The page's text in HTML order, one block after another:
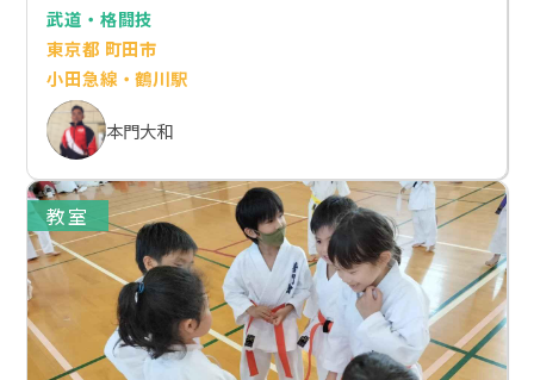
武道・格闘技
東京都 町田市
小田急線・鶴川駅
本門大和
教室